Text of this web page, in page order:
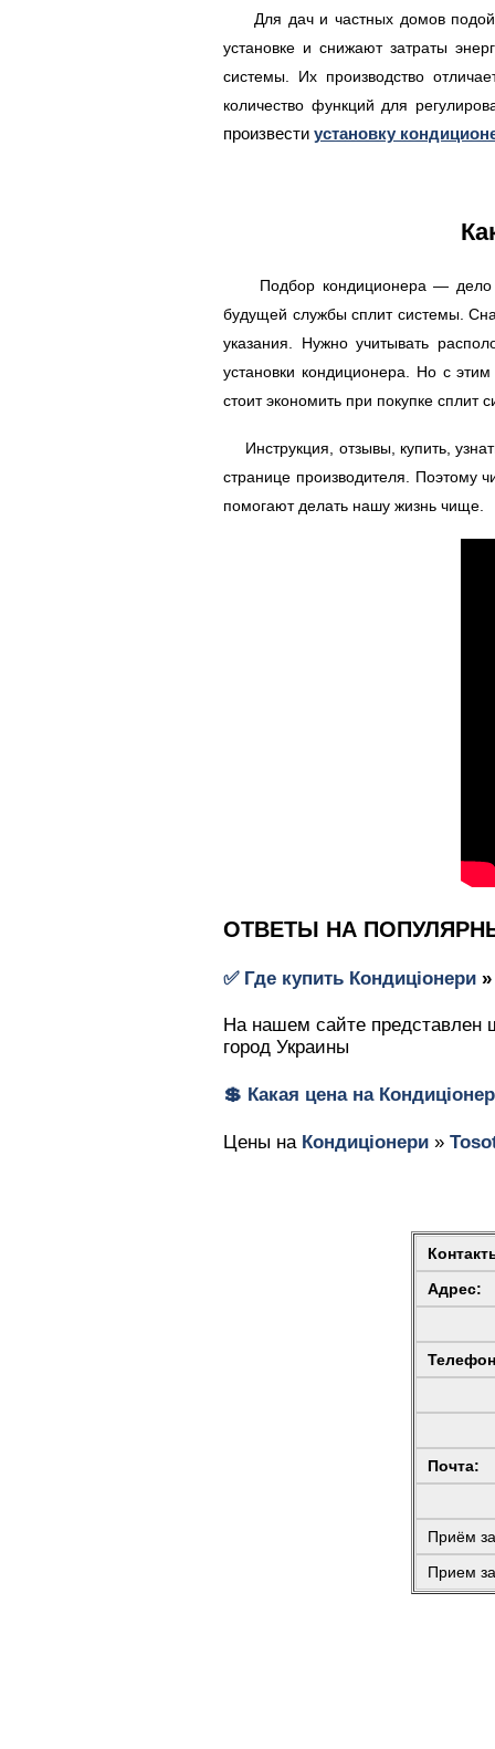
Для дач и частных домов
установке и снижают затраты
системы. Их производство
количество функций для
произвести установку
Подбор кондиционера — дело
будущей службы сплит системы.
указания. Нужно учитывать
установки кондиционера. Но с
стоит экономить при покупке сплит
Инструкция, отзывы, купить,
странице производителя. Поэтому
помогают делать нашу жизнь чище.
ОТВЕТЫ НА
✅ Где купить Кондиціонери
На нашем сайте представлен
город Украины
💲 Какая цена на
Цены на Кондиціонери »
Адрес:
Почта:
Приём
Прием